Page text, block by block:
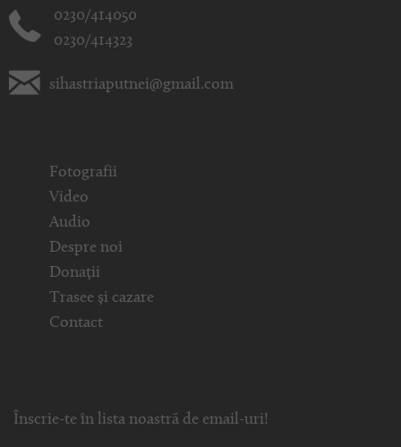
0230/414050
0230/414323
sihastriaputnei@gmail.com
Fotografii
Video
Audio
Despre noi
Donații
Trasee și cazare
Contact
Înscrie-te în lista noastră de email-uri!